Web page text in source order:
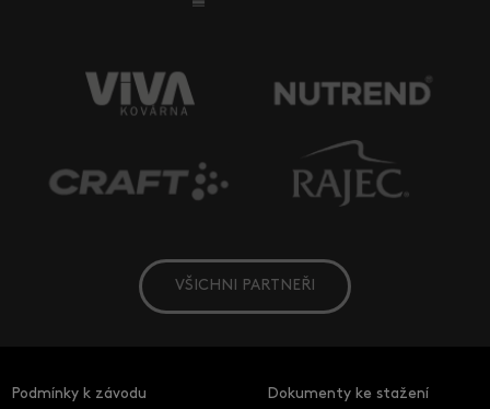
VŠICHNI PARTNEŘI
Podmínky k závodu Dokumenty ke stažení